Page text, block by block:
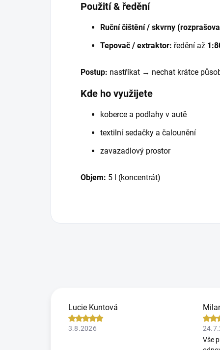
Použití & ředění
Ruční čištění / skvrny
Tepovač / extraktor: ředění až
Postup: nastříkat → nechat krátce
Kde ho využijete
koberce a podlahy v autě
textilní sedačky a čalounění
zavazadlový prostor
Objem: 5 l (koncentrát)
Lucie Kuntová
3.8.2026
Vše